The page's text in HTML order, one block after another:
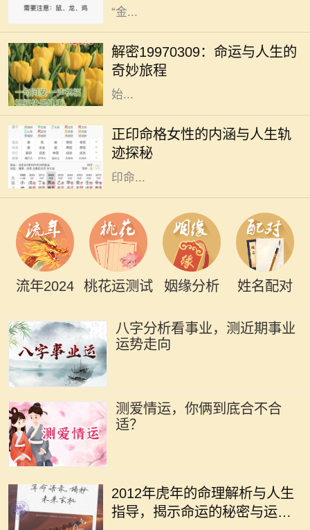
“金...
解密19970309：命运与人生的
奇妙旅程
在命理学的浩瀚海洋中，许多数字和
日期承载着独特的象征意义。1997年
3月9日，这一天不仅仅是一个普普通
通的日子，更是象征着某种命运的开
始...
正印命格女性的内涵与人生轨
迹探秘
正印命格在八字命理中，是一种被视
为吉祥的命格类型，尤其对女性而
言，具有独特的象征意义。正印通常
代表着母亲、智慧与情感，对处于正
印命...
流年2024 桃花运测试 姻缘分析 姓名配对
八字分析看事业，测近期事业
运势走向
测爱情运，你俩到底合不合
适？
2012年虎年的命理解析与人生
指导，揭示命运的秘密与运势
厚的根基，特别是对于每一年出生的
孩子，大家都十分关注他们的命理与
性格特征。2012年是壬辰年，属虎的